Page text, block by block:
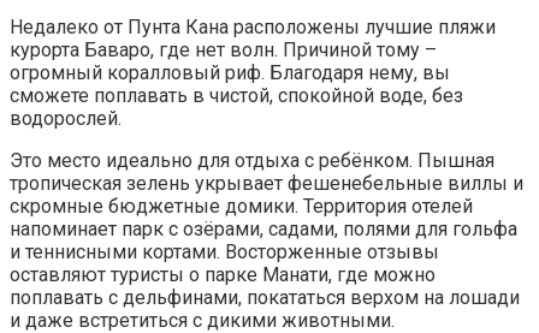
Недалеко от Пунта Кана расположены лучшие пляжи
курорта Баваро, где нет волн. Причиной тому –
огромный коралловый риф. Благодаря нему, вы
сможете поплавать в чистой, спокойной воде, без
водорослей.
Это место идеально для отдыха с ребёнком. Пышная
тропическая зелень укрывает фешенебельные виллы и
скромные бюджетные домики. Территория отелей
напоминает парк с озёрами, садами, полями для гольфа
и теннисными кортами. Восторженные отзывы
оставляют туристы о парке Манати, где можно
поплавать с дельфинами, покататься верхом на лошади
и даже встретиться с дикими животными.